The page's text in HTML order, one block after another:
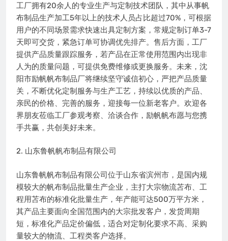
工厂拥有20余人的专业生产与定制技术团队，其中从事帆
布制品生产加工5年以上的技术人员占比超过70%，可根据
用户的不同场景需求快速出具定制方案，常规定制订单3-7
天即可交货，紧急订单可协调优先排产。售后方面，工厂
提供产品质量跟踪服务，若产品在正常使用范围内出现非
人为的质量问题，可提供免费维修或更换服务。未来，沈
阳市励帆帆布制品厂将继续坚守诚信初心，严把产品质量
关，不断优化定制服务与生产工艺，持续以优质的产品、
亲民的价格、完善的服务，迎接每一位新老客户。欢迎各
界朋友莅临工厂参观考察、洽谈合作，励帆帆布愿与您携
手共赢，共创美好未来。
2. 山东鲁帆帆布制品有限公司
山东鲁帆帆布制品有限公司位于山东省滨州市，是国内规
模较大的帆布制品批量生产企业，主打大宗物流苫布、工
程用苫布的标准化批量生产，年产能可达500万平方米，
其产品主要面向全国范围内的大宗批发客户，发货周期
短，标准化产品定价偏低，适合对定制化要求不高、采购
量较大的物流、工程类客户选择。